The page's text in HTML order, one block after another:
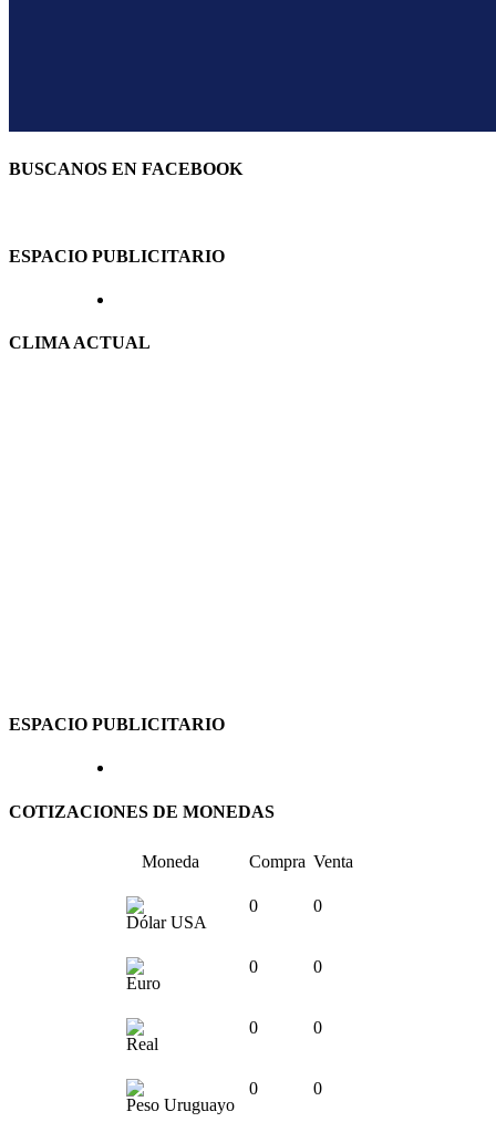
BUSCANOS EN FACEBOOK
ESPACIO PUBLICITARIO
CLIMA ACTUAL
ESPACIO PUBLICITARIO
COTIZACIONES DE MONEDAS
Moneda Compra Venta
Dólar USA
0 0
Euro
0 0
Real
0 0
Peso Uruguayo
0 0